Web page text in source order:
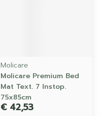
Molicare
Molicare Premium Bed
Mat Text. 7 Instop.
75x85cm
€ 42,53